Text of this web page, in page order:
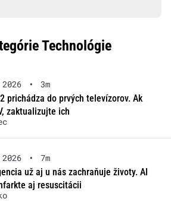
Technológie
•
3m
prichádza do prvých televízorov. Ak
zaktualizujte ich
•
7m
už aj u nás zachraňuje životy. AI
aj resuscitácii